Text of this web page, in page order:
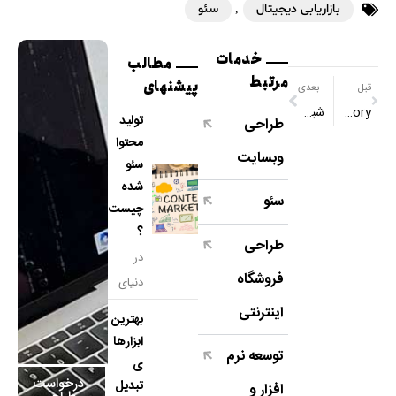
بازاریابی دیجیتال , سئو
قبل
Active Directory چیست؟
بعدی
شبکه های بی سیم
خدمات
مرتبط
طراحی
وبسایت
سئو
طراحی
فروشگاه
اینترنتی
توسعه نرم
افزار و
مطالب
پیشنهای
تولید
محتوا
سئو
شده
چیست
؟
در
دنیای
ل
تولید
بهترین
ابزارها
ی
تبدیل
درخواست